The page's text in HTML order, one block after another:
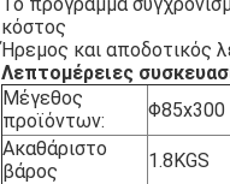
κόστος
Ήρεμος και αποδοτικός
Λεπτομέρειες
Μέγεθος
προϊόντων:
Φ85x300
Ακαθάριστο
βάρος
1.8KGS